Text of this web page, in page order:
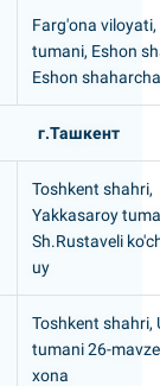
Farg'ona
tumani, Eshon
Eshon
г.Ташкент
Toshkent shahri,
Yakkasaroy
Sh.Rustaveli
uy
Toshkent shahri,
tumani 26-
xona